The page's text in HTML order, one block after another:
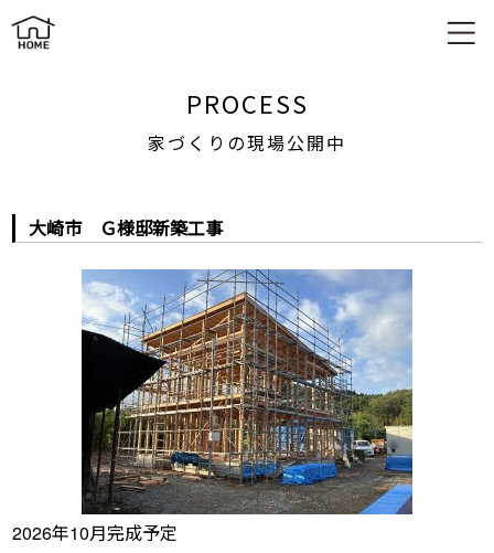
家づくりの現場公開中
PROCESS
家づくりの現場公開中
大崎市 Ｇ様邸新築工事
2026年10月完成予定